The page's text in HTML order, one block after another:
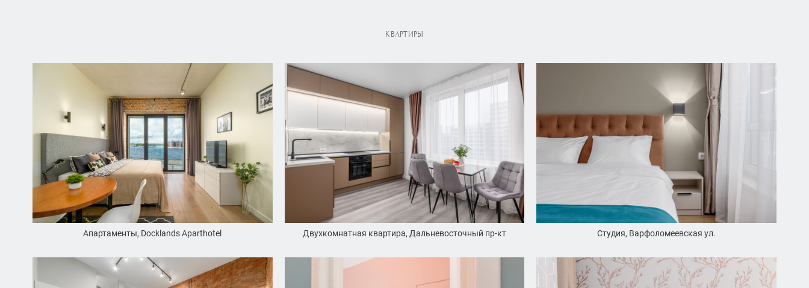
КВАРТИРЫ
Апартаменты, Docklands Aparthotel Двухкомнатная квартира, Дальневосточный пр-кт Студия, Варфоломеевская ул.